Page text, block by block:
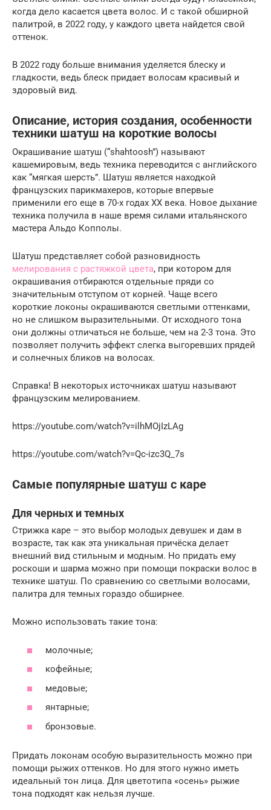
когда дело касается цвета волос. И с такой обширной
палитрой, в 2022 году, у каждого цвета найдется свой
оттенок.
В 2022 году больше внимания уделяется блеску и
гладкости, ведь блеск придает волосам красивый и
здоровый вид.
Описание, история создания, особенности
техники шатуш на короткие волосы
Окрашивание шатуш (“shahtoosh”) называют
кашемировым, ведь техника переводится с английского
как “мягкая шерсть”. Шатуш является находкой
французских парикмахеров, которые впервые
применили его еще в 70-х годах ХХ века. Новое дыхание
техника получила в наше время силами итальянского
мастера Альдо Копполы.
Шатуш представляет собой разновидность
мелирования с растяжкой цвета, при котором для
окрашивания отбираются отдельные пряди со
значительным отступом от корней. Чаще всего
короткие локоны окрашиваются светлыми оттенками,
но не слишком выразительными. От исходного тона
они должны отличаться не больше, чем на 2-3 тона. Это
позволяет получить эффект слегка выгоревших прядей
и солнечных бликов на волосах.
Справка! В некоторых источниках шатуш называют
французским мелированием.
https://youtube.com/watch?v=ilhMOjIzLAg
https://youtube.com/watch?v=Qc-izc3Q_7s
Самые популярные шатуш с каре
Для черных и темных
Стрижка каре – это выбор молодых девушек и дам в
возрасте, так как эта уникальная причёска делает
внешний вид стильным и модным. Но придать ему
роскоши и шарма можно при помощи покраски волос в
технике шатуш. По сравнению со светлыми волосами,
палитра для темных гораздо обширнее.
Можно использовать такие тона:
молочные;
кофейные;
медовые;
янтарные;
бронзовые.
Придать локонам особую выразительность можно при
помощи рыжих оттенков. Но для этого нужно иметь
идеальный тон лица. Для цветотипа «осень» рыжие
тона подходят как нельзя лучше.